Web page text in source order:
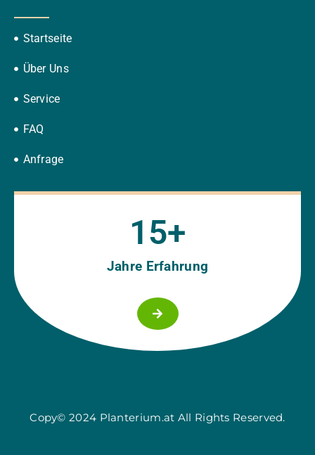
Startseite
Über Uns
Service
FAQ
Anfrage
Jahre Erfahrung
15+
Copy© 2024 Planterium.at All Rights Reserved.